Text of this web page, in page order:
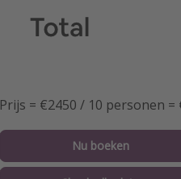
Prijs = €2450 / 10 personen
Nu boeken